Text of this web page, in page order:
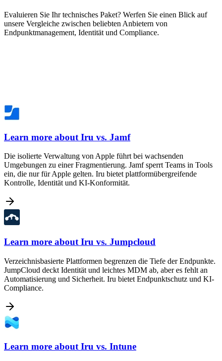
Evaluieren Sie Ihr technisches Paket? Werfen Sie einen Blick auf
unsere Vergleiche zwischen beliebten Anbietern von
Endpunktmanagement, Identität und Compliance.
Learn more about Iru vs. Jamf
Die isolierte Verwaltung von Apple führt bei wachsenden
Umgebungen zu einer Fragmentierung. Jamf sperrt Teams in Tools
ein, die nur für Apple gelten. Iru bietet plattformübergreifende
Kontrolle, Identität und KI-Konformität.
Learn more about Iru vs. Jumpcloud
Verzeichnisbasierte Plattformen begrenzen die Tiefe der Endpunkte.
JumpCloud deckt Identität und leichtes MDM ab, aber es fehlt an
Automatisierung und Sicherheit. Iru bietet Endpunktschutz und KI-
Compliance.
Learn more aboutIru vs. Intune